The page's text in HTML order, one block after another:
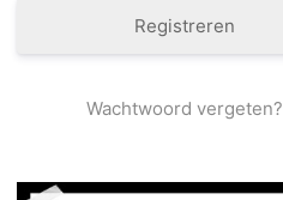
Registreren
Wachtwoord vergeten?